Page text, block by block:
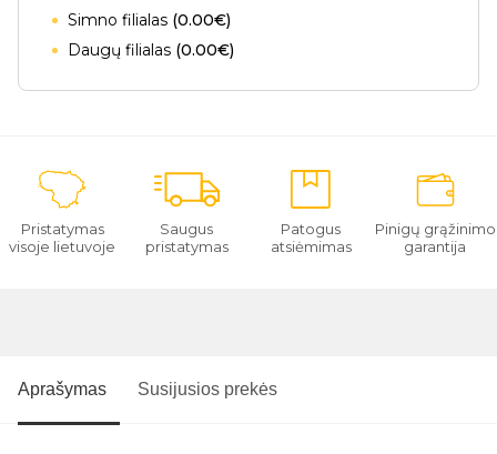
Simno filialas (0.00€)
Daugų filialas (0.00€)
Pristatymas
visoje lietuvoje
Saugus
pristatymas
Patogus
atsiėmimas
Pinigų grąžinimo
garantija
Aprašymas Susijusios prekės